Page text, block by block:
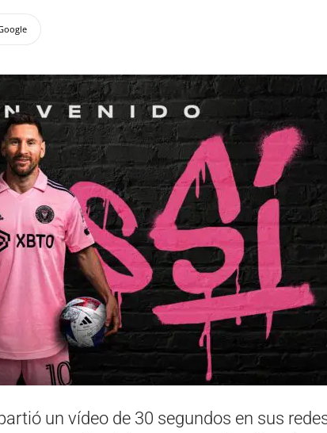
un vídeo de 30 segundos en sus